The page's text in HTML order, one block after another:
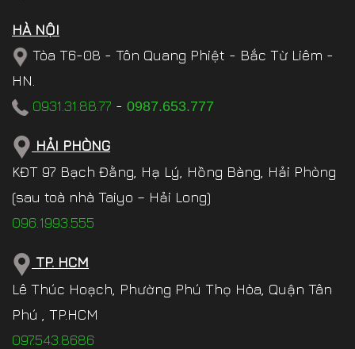
HÀ NỘI
Tòa T6-08 - Tôn Quang Phiệt - Bắc Từ Liêm -
HN.
0931.31.88.77 - 0987.653.777
HẢI PHÒNG
KĐT 97 Bạch Đằng, Hạ Lý, Hồng Bàng, Hải Phòng
(sau toà nhà Taiyo – Hải Long)
096.1993.555
TP. HCM
Lê Thúc Hoạch, Phường Phú Thọ Hòa, Quận Tân
Phú , TP.HCM
097.543.8686